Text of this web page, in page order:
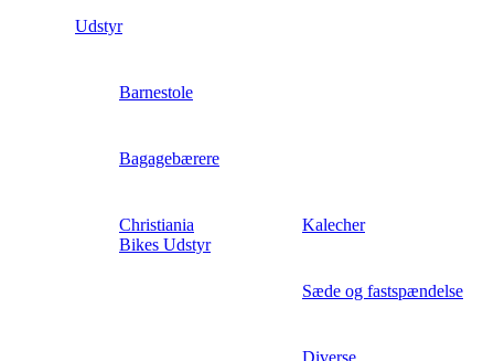
Udstyr
Barnestole
Bagagebærere
Christiania
Bikes Udstyr
Kalecher
Sæde og fastspændelse
Diverse